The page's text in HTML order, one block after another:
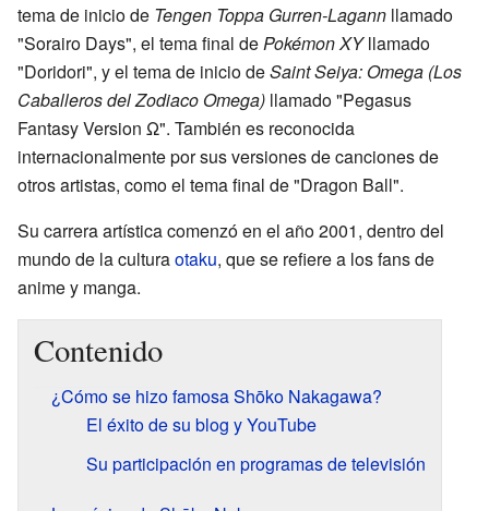
tema de inicio de Tengen Toppa Gurren-Lagann llamado
"Sorairo Days", el tema final dePokémon XYllamado
"Doridori", y el tema de inicio deSaint Seiya: Omega (Los
Caballeros del Zodiaco Omega) llamado "Pegasus
Fantasy Version Ω". También es reconocida
internacionalmente por sus versiones de canciones de
otros artistas, como el tema final de "Dragon Ball".
Su carrera artística comenzó en el año 2001, dentro del
mundo de la culturaotaku, que se refiere a los fans de
anime y manga.
Contenido
¿Cómo se hizo famosa Shōko Nakagawa?
El éxito de su blog y YouTube
Su participación en programas de televisión